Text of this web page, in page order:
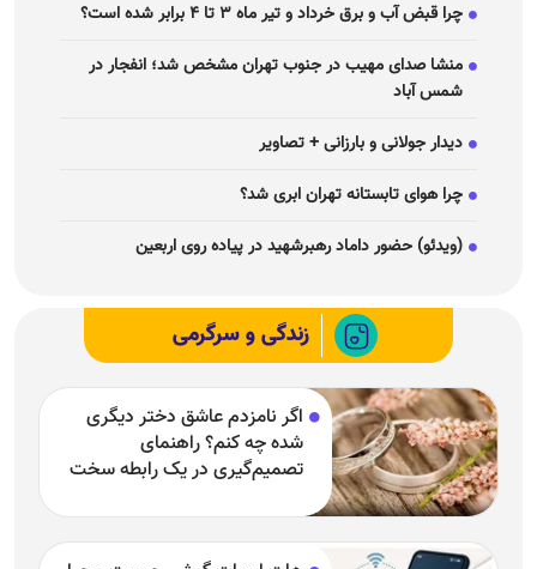
چرا قبض آب و برق خرداد و تیر ماه ۳ تا ۴ برابر شده است؟
منشا صدای مهیب در جنوب تهران مشخص شد؛ انفجار در
شمس آباد
دیدار جولانی و بارزانی + تصاویر
چرا هوای تابستانه تهران ابری شد؟
(ویدئو) حضور داماد رهبرشهید در پیاده روی اربعین
زندگی و سرگرمی
اگر نامزدم عاشق دختر دیگری
شده چه کنم؟ راهنمای
تصمیم‌گیری در یک رابطه سخت